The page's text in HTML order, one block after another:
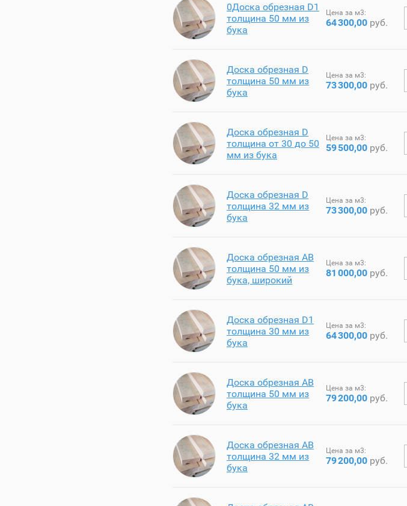
0Доска обрезная D1
толщина 50 мм из
бука
Цена за м3:
64300,00 руб.
Доска обрезная D
толщина 50 мм из
бука
Цена за м3:
73300,00 руб.
Доска обрезная D
толщина от 30 до 50
мм из бука
Цена за м3:
59500,00 руб.
Доска обрезная D
толщина 32 мм из
бука
Цена за м3:
73300,00 руб.
Доска обрезная AB
толщина 50 мм из
бука, широкий
Цена за м3:
81 000,00 руб.
Доска обрезная D1
толщина 30 мм из
бука
Цена за м3:
64300,00 руб.
Доска обрезная AB
толщина 50 мм из
бука
Цена за м3:
79200,00 руб.
Доска обрезная AB
толщина 32 мм из
бука
Цена за м3:
79200,00 руб.